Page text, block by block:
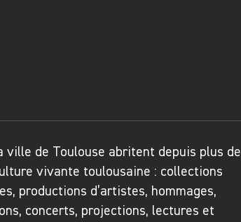
ville de Toulouse abritent depuis plus de
vivante toulousaine : collections
productions d’artistes, hommages,
concerts, projections, lectures et